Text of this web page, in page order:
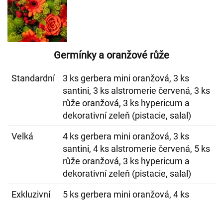
Germínky a oranžové růže
Standardní
3 ks gerbera mini oranžová, 3 ks
santini, 3 ks alstromerie červená, 3 ks
růže oranžová, 3 ks hypericum a
dekorativní zeleň (pistacie, salal)
Velká
4 ks gerbera mini oranžová, 3 ks
santini, 4 ks alstromerie červená, 5 ks
růže oranžová, 3 ks hypericum a
dekorativní zeleň (pistacie, salal)
Exkluzivní
5 ks gerbera mini oranžová, 4 ks